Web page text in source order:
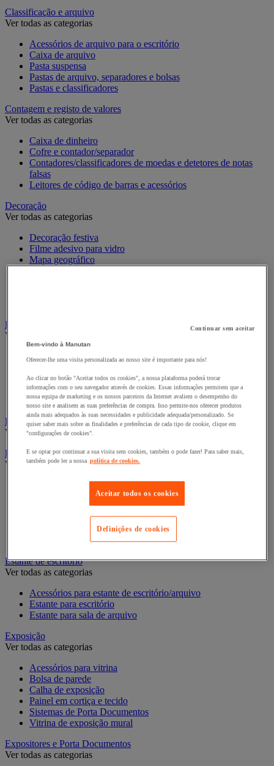
Classificação e arquivo
Ver todas as categorias
Acessórios de arquivo para o escritório
Caixa de arquivo
Pasta suspensa
Pastas de arquivo, separadores e bolsas
Pastas e classificadores
Contagem e registo de valores
Ver todas as categorias
Caixa de dinheiro
Cofre e contador/separador
Contadores/classificadores de moedas e detetores de notas
falsas
Leitores de código de barras e acessórios
Decoração
Ver todas as categorias
Decoração festiva
Filme adesivo para vidro
Mapa geográfico
Divisórias e mobiliário acústico
Ver todas as categorias
Biombo de separação para escritório
Divisórias acústicas
Divisórias antiprojeções
Mobiliário acústico
Eleições
Ver todas as categorias
Equipamento telefónico
Ver todas as categorias
Auriculares para telefones, portáteis e smartphones
Equipamento telefónico móvel
Equipamento telefónico sem fios
Telefones com fio
Videoconferência e audioconferência
Estante de escritório
Ver todas as categorias
Acessórios para estante de escritório/arquivo
Estante para escritório
Estante para sala de arquivo
Exposição
Ver todas as categorias
Acessórios para vitrina
Bolsa de parede
Calha de exposição
Painel em cortiça e tecido
Sistemas de Porta Documentos
Vitrina de exposição mural
Expositores e Porta Documentos
Ver todas as categorias
Continuar sem aceitar
Bem-vindo à Manutan
Oferecer-lhe uma visita personalizada ao nosso site é importante para nós!
Ao clicar no botão "Aceitar todos os cookies", a nossa plataforma poderá trocar
informações com o seu navegador através de cookies. Essas informações permitem que a
nossa equipa de marketing e os nossos parceiros da Internet avaliem o desempenho do
nosso site e analisem as suas preferências de compra. Isso permite-nos oferecer produtos
ainda mais adequados às suas necessidades e publicidade adequada/personalizado. Se
quiser saber mais sobre as finalidades e preferências de cada tipo de cookie, clique em
"configurações de cookies".
E se optar por continuar a sua visita sem cookies, também o pode fazer! Para saber mais,
também pode ler a nossa política de cookies.
Aceitar todos os cookies
Definições de cookies